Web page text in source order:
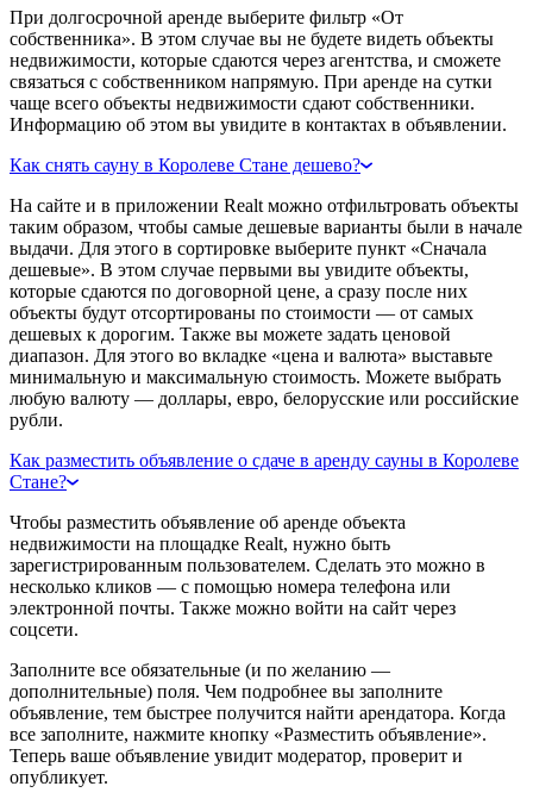
При долгосрочной аренде выберите фильтр «От
собственника». В этом случае вы не будете видеть объекты
недвижимости, которые сдаются через агентства, и сможете
связаться с собственником напрямую. При аренде на сутки
чаще всего объекты недвижимости сдают собственники.
Информацию об этом вы увидите в контактах в объявлении.
Как снять сауну в Королеве Стане дешево?
На сайте и в приложении Realt можно отфильтровать объекты
таким образом, чтобы самые дешевые варианты были в начале
выдачи. Для этого в сортировке выберите пункт «Сначала
дешевые». В этом случае первыми вы увидите объекты,
которые сдаются по договорной цене, а сразу после них
объекты будут отсортированы по стоимости — от самых
дешевых к дорогим. Также вы можете задать ценовой
диапазон. Для этого во вкладке «цена и валюта» выставьте
минимальную и максимальную стоимость. Можете выбрать
любую валюту — доллары, евро, белорусские или российские
рубли.
Как разместить объявление о сдаче в аренду сауны в Королеве
Стане?
Чтобы разместить объявление об аренде объекта
недвижимости на площадке Realt, нужно быть
зарегистрированным пользователем. Сделать это можно в
несколько кликов — с помощью номера телефона или
электронной почты. Также можно войти на сайт через
соцсети.
Заполните все обязательные (и по желанию —
дополнительные) поля. Чем подробнее вы заполните
объявление, тем быстрее получится найти арендатора. Когда
все заполните, нажмите кнопку «Разместить объявление».
Теперь ваше объявление увидит модератор, проверит и
опубликует.